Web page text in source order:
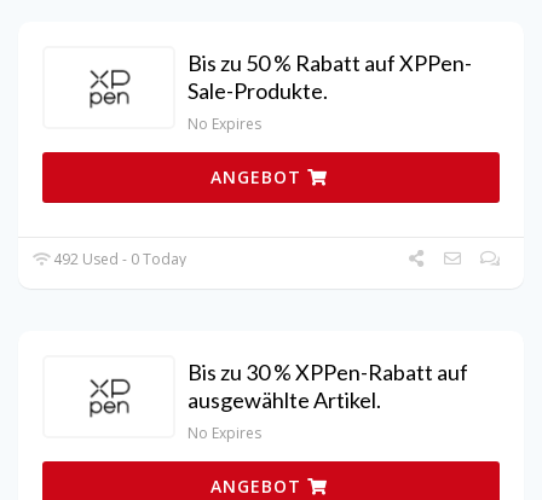
Bis zu 50 % Rabatt auf XPPen-
Sale-Produkte.
No Expires
ANGEBOT
492 Used - 0 Today
Bis zu 30 % XPPen-Rabatt auf
ausgewählte Artikel.
No Expires
ANGEBOT